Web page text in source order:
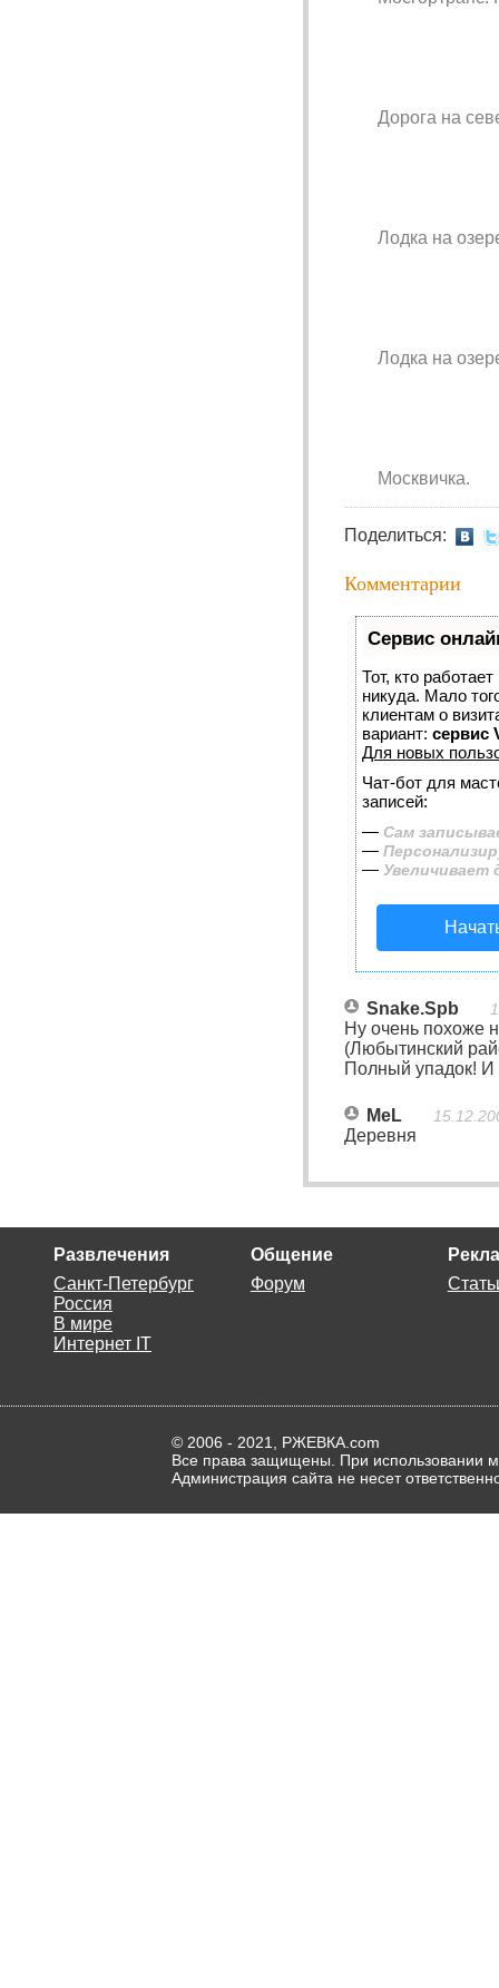
Дорога на
Лодка на
Лодка на
Москвичка.
Поделиться:
Комментарии
Сервис
Тот, кто
никуда. Мало
клиентам о
вариант: сервис
Для новых
Чат-бот для
записей:
— Сам
—
— Увеличивает
Snake.Spb
Ну очень похоже
(Любытинский
Полный упадок! И
MeL
Деревня
Развлечения
Санкт-Петербург
Россия
В мире
Интернет IT
Общение
Форум
© 2006 - 2021, РЖЕВКА.com
Все права защищены. При использовании
Администрация сайта не несет